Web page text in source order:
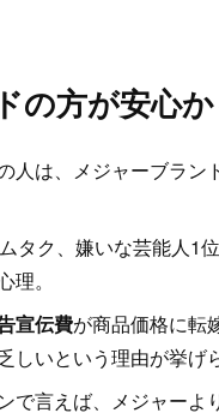
の方が安心か
人は、メジャーブラン
タク、嫌いな芸能人1
。
宣伝費が商品価格に転
しいという理由が挙げ
で言えば、メジャーよ